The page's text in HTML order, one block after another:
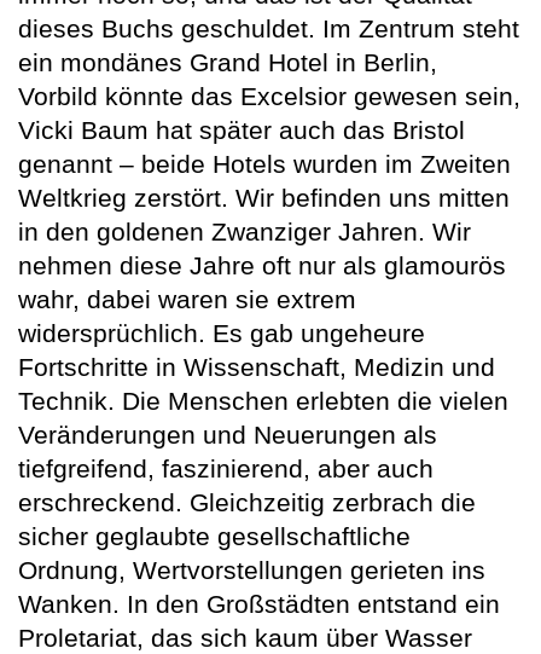
dieses Buchs geschuldet. Im Zentrum steht
ein mondänes Grand Hotel in Berlin,
Vorbild könnte das Excelsior gewesen sein,
Vicki Baum hat später auch das Bristol
genannt – beide Hotels wurden im Zweiten
Weltkrieg zerstört. Wir befinden uns mitten
in den goldenen Zwanziger Jahren. Wir
nehmen diese Jahre oft nur als glamourös
wahr, dabei waren sie extrem
widersprüchlich. Es gab ungeheure
Fortschritte in Wissenschaft, Medizin und
Technik. Die Menschen erlebten die vielen
Veränderungen und Neuerungen als
tiefgreifend, faszinierend, aber auch
erschreckend. Gleichzeitig zerbrach die
sicher geglaubte gesellschaftliche
Ordnung, Wertvorstellungen gerieten ins
Wanken. In den Großstädten entstand ein
Proletariat, das sich kaum über Wasser